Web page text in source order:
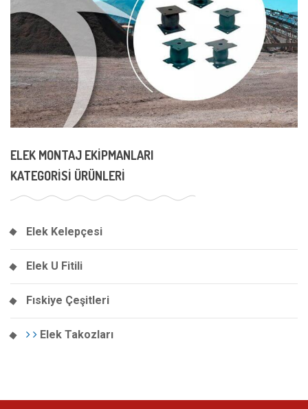
ELEK MONTAJ EKIPMANLARI
KATEGORISI ÜRÜNLERI
Elek Kelepçesi
Elek U Fitili
Fıskiye Çeşitleri
Elek Takozları